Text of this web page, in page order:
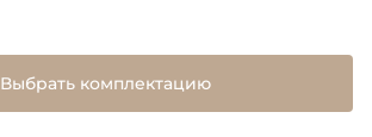
Выбрать комплектацию